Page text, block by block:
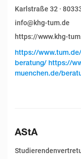
Karlstraße 32 ·
info@khg-tum.de
https://www.khg-
https://
beratung/ https://
muenchen.de/
AStA